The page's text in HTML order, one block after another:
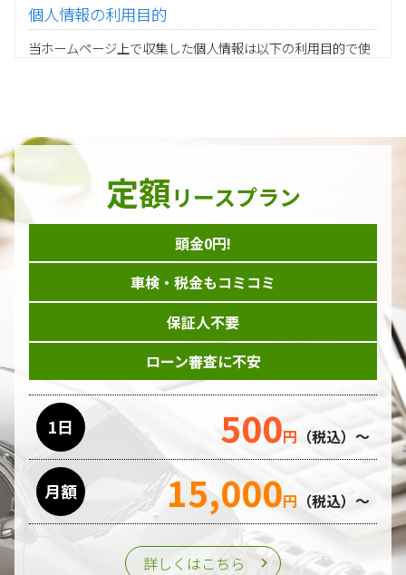
個人情報の利用目的
当ホームページ上で収集した個人情報は以下の利用目的で使
当グループの業務に従事する協力会社様担当者の識別
当グループ内で共同利用する人事関連システムの運用
ダイレクトメール等を利用したアンケート・キャンペーン
などの意見・情報の調査
当ホームページはサービスに関するお問い合わせやご質問、
資料のご請求や各サービス等のお申し込みなど、当ホームペ
ージのサービス提供過程で、氏名、連絡先、勤務先等の個人
情報を書面、電子媒体、ウェブ等を介して収集致します。
委託先の管理･監督
利用目的の遂行のために業務を委託する場合、個人情報の取
り扱いに関する委託先の適正な管理・監督をおこないます。
第三者への提供
個人情報は、ご本人の同意を得た場合または法令の定めがあ
る場合を除き、第三者に提供することはいたしません。
定額リースプラン
頭金0円!
車検・税金もコミコミ
保証人不要
ローン審査に不安
1日 500円 （税込）～
月額 15,000円 （税込）～
詳しくはこちら